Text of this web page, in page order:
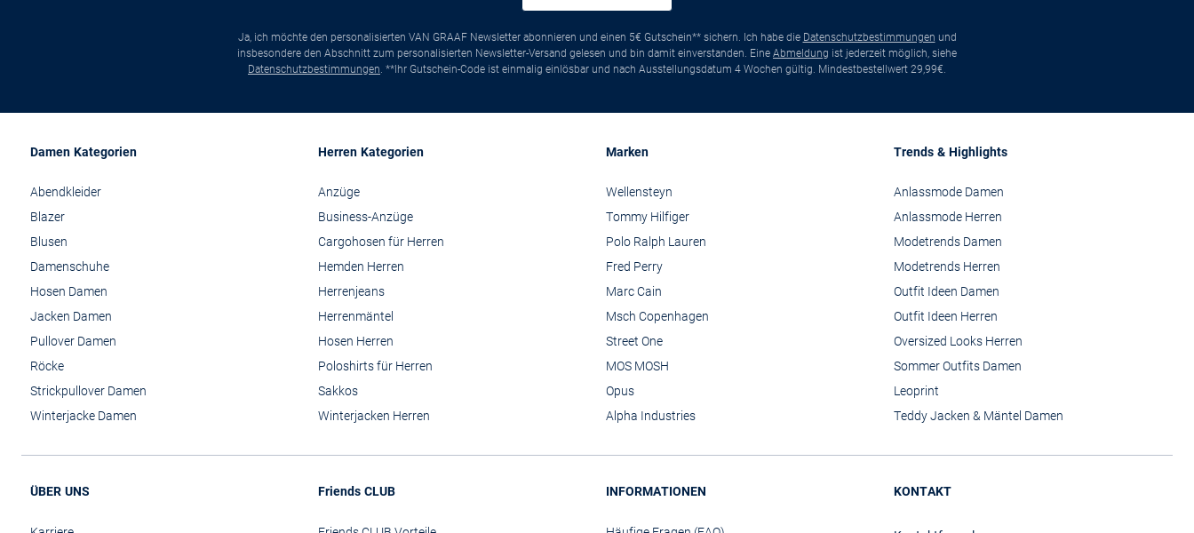
Ja, ich möchte den personalisierten VAN GRAAF Newsletter abonnieren und einen 5€ Gutschein** sichern. Ich habe die Datenschutzbestimmungen und
insbesondere den Abschnitt zum personalisierten Newsletter-Versand gelesen und bin damit einverstanden. Eine Abmeldung ist jederzeit möglich, siehe
Datenschutzbestimmungen . **Ihr Gutschein-Code ist einmalig einlösbar und nach Ausstellungsdatum 4 Wochen gültig. Mindestbestellwert 29,99€.
Damen Kategorien
Abendkleider
Blazer
Blusen
Damenschuhe
Hosen Damen
Jacken Damen
Pullover Damen
Röcke
Strickpullover Damen
Winterjacke Damen
Herren Kategorien
Anzüge
Business-Anzüge
Cargohosen für Herren
Hemden Herren
Herrenjeans
Herrenmäntel
Hosen Herren
Poloshirts für Herren
Sakkos
Winterjacken Herren
Marken
Wellensteyn
Tommy Hilfiger
Polo Ralph Lauren
Fred Perry
Marc Cain
Msch Copenhagen
Street One
MOS MOSH
Opus
Alpha Industries
Trends & Highlights
Anlassmode Damen
Anlassmode Herren
Modetrends Damen
Modetrends Herren
Outfit Ideen Damen
Outfit Ideen Herren
Oversized Looks Herren
Sommer Outfits Damen
Leoprint
Teddy Jacken & Mäntel Damen
ÜBER UNS Friends CLUB INFORMATIONEN KONTAKT